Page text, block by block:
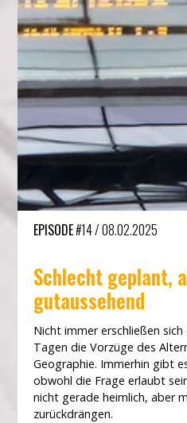
EPISODE#14/08.02.2025
Schlecht geplant,
gutaussehend
Nicht immer erschließen
Tagen die Vorzüge des
Geographie. Immerhin gibt
obwohl die Frage erlaubt
nicht gerade heimlich, aber
zurückdrängen.